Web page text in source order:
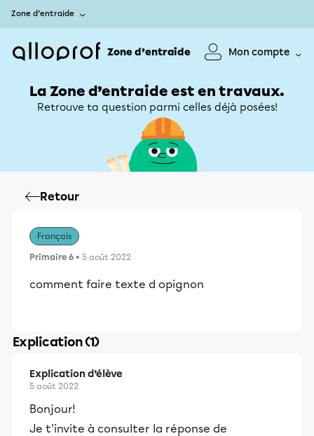
Zone d’entraide
Zone d’entraide Mon compte
La Zone d’entraide est en travaux.
Retrouve ta question parmi celles déjà posées!
Retour
Français
Primaire 6 • 5 août 2022
comment faire texte d opignon
Explication (1)
Explication d’élève
5 août 2022
Bonjour!
Je t'invite à consulter la réponse de